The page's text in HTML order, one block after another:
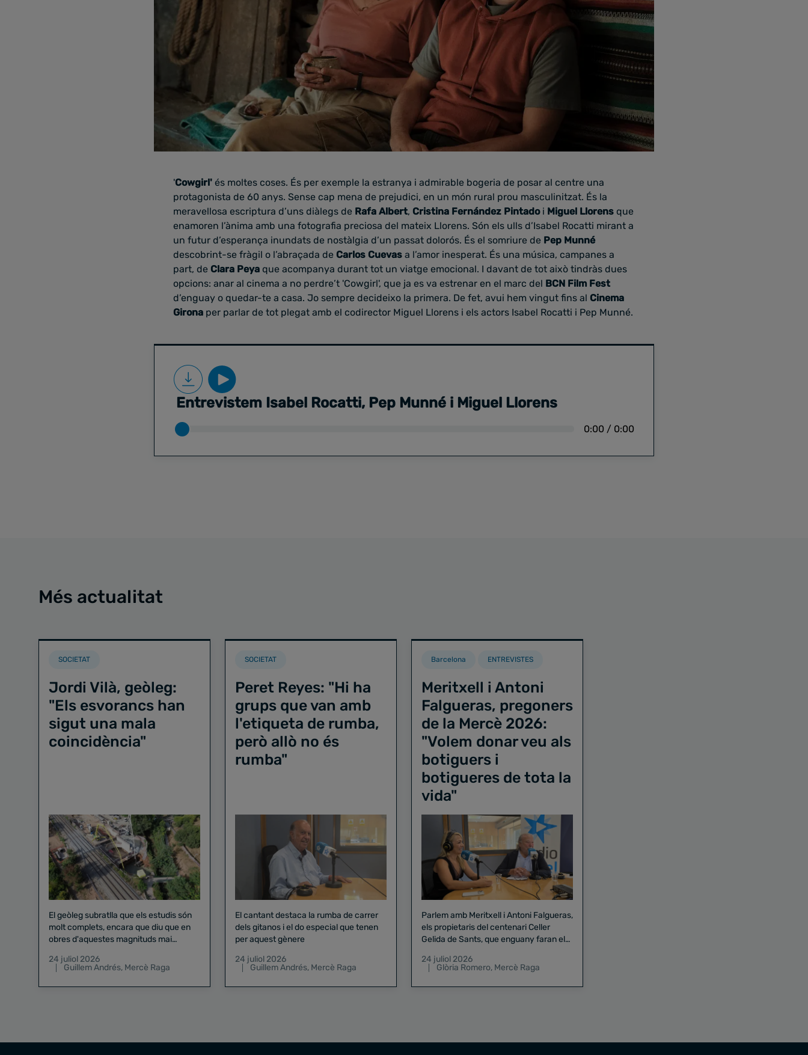
'Cowgirl' és moltes coses. És per exemple la estranya i admirable bogeria de posar al centre una
protagonista de 60 anys. Sense cap mena de prejudici, en un món rural prou masculinitzat. És la
meravellosa escriptura d’uns diàlegs de Rafa Albert, Cristina Fernández Pintadoi Miguel Llorens que
enamoren l’ànima amb una fotografia preciosa del mateix Llorens. Són els ulls d’Isabel Rocatti mirant a
un futur d’esperança inundats de nostàlgia d’un passat dolorós. És el somriure de Pep Munné
descobrint-se fràgil o l’abraçada de Carlos Cuevas a l’amor inesperat. És una música, campanes a
part, de Clara Peya que acompanya durant tot un viatge emocional. I davant de tot això tindràs dues
opcions: anar al cinema a no perdre’t 'Cowgirl', que ja es va estrenar en el marc del BCN Film Fest
d’enguay o quedar-te a casa. Jo sempre decideixo la primera. De fet, avui hem vingut fins al Cinema
Girona per parlar de tot plegat amb el codirector Miguel Llorens i els actors Isabel Rocatti i Pep Munné.
Entrevistem Isabel Rocatti, Pep Munné i Miguel Llorens
0:00 / 0:00
Més actualitat
SOCIETAT
Jordi Vilà, geòleg:
"Els esvorancs han
sigut una mala
coincidència"
El geòleg subratlla que els estudis són
molt complets, encara que diu que en
obres d'aquestes magnituds mai
24 juliol 2026
Guillem Andrés, Mercè Raga
SOCIETAT
Peret Reyes: "Hi ha
grups que van amb
l'etiqueta de rumba,
però allò no és
rumba"
El cantant destaca la rumba de carrer
dels gitanos i el do especial que tenen
per aquest gènere
24 juliol 2026
Guillem Andrés, Mercè Raga
Barcelona ENTREVISTES
Meritxell i Antoni
Falgueras, pregoners
de la Mercè 2026:
"Volem donar veu als
botiguers i
botigueres de tota la
vida"
Parlem amb Meritxell i Antoni Falgueras,
els propietaris del centenari Celler
Gelida de Sants, que enguany faran el
24 juliol 2026
Glòria Romero, Mercè Raga